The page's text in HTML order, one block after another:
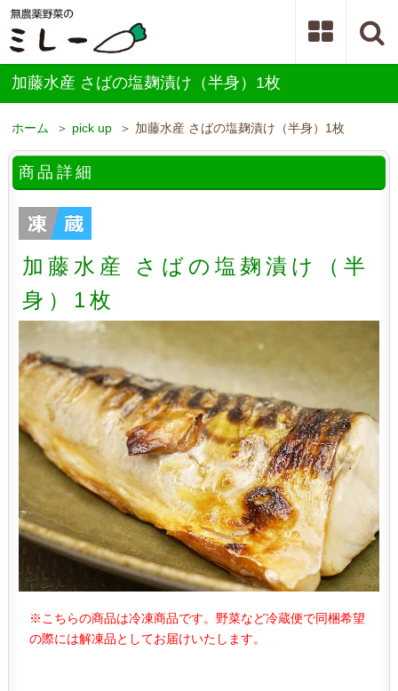
加藤水産 さばの塩麹漬け（半身）1枚
ホーム ＞ pick up ＞ 加藤水産 さばの塩麹漬け（半身）1枚
商品詳細
加藤水産 さばの塩麹漬け（半
身）1枚
※こちらの商品は冷凍商品です。野菜など冷蔵便で同梱希望
の際には解凍品としてお届けいたします。